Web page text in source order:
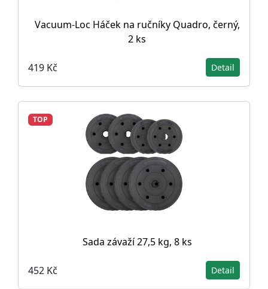
Vacuum-Loc Háček na ručníky Quadro, černý,
2 ks
419 Kč Detail
TOP
Sada závaží 27,5 kg, 8 ks
452 Kč Detail